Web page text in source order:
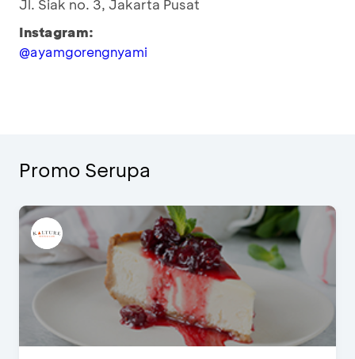
Jl. Siak no. 3, Jakarta Pusat
Instagram:
@ayamgorengnyami
Promo Serupa